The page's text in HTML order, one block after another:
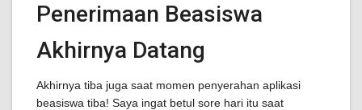
Penerimaan Beasiswa
Akhirnya Datang
Akhirnya tiba juga saat momen penyerahan aplikasi
beasiswa tiba! Saya ingat betul sore hari itu saat